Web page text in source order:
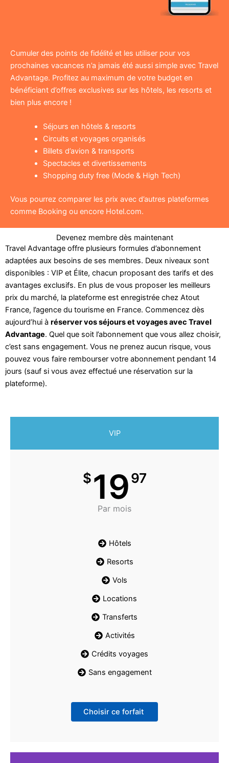
Cumuler des points de fidélité et les utiliser pour vos
prochaines vacances n’a jamais été aussi simple avec Travel
Advantage. Profitez au maximum de votre budget en
bénéficiant d’offres exclusives sur les hôtels, les resorts et
bien plus encore !
Séjours en hôtels & resorts
Circuits et voyages organisés
Billets d’avion & transports
Spectacles et divertissements
Shopping duty free (Mode & High Tech)
Vous pourrez comparer les prix avec d’autres plateformes
comme Booking ou encore Hotel.com.
Devenez membre dès maintenant
Travel Advantage offre plusieurs formules d’abonnement
adaptées aux besoins de ses membres. Deux niveaux sont
disponibles : VIP et Élite, chacun proposant des tarifs et des
avantages exclusifs. En plus de vous proposer les meilleurs
prix du marché, la plateforme est enregistrée chez Atout
France, l’agence du tourisme en France. Commencez dès
aujourd’hui à réserver vos séjours et voyages avec Travel
Advantage. Quel que soit l’abonnement que vous allez choisir,
c’est sans engagement. Vous ne prenez aucun risque, vous
pouvez vous faire rembourser votre abonnement pendant 14
jours (sauf si vous avez effectué une réservation sur la
plateforme).
VIP
$1997
Par mois
Hôtels
Resorts
Vols
Locations
Transferts
Activités
Crédits voyages
Sans engagement
Choisir ce forfait